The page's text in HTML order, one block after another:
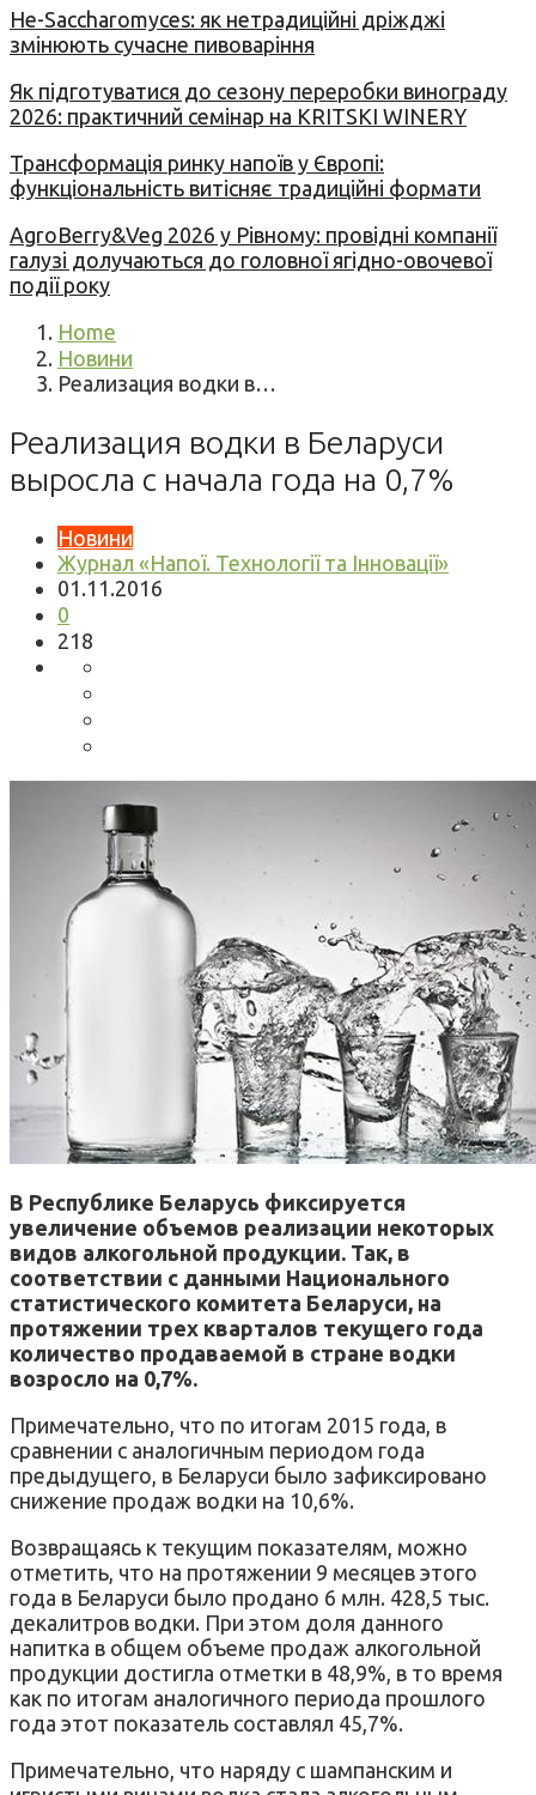
Не-Saccharomyces: як нетрадиційні дріжджі
змінюють сучасне пивоваріння
Як підготуватися до сезону переробки винограду
2026: практичний семінар на KRITSKI WINERY
Трансформація ринку напоїв у Європі:
функціональність витісняє традиційні формати
AgroBerry&Veg 2026 у Рівному: провідні компанії
галузі долучаються до головної ягідно-овочевої
події року
Home
Новини
Реализация водки в…
Реализация водки в Беларуси
выросла с начала года на 0,7%
Новини
Журнал «Напої. Технології та Інновації»
01.11.2016
0
218
В Республике Беларусь фиксируется
увеличение объемов реализации некоторых
видов алкогольной продукции. Так, в
соответствии с данными Национального
статистического комитета Беларуси, на
протяжении трех кварталов текущего года
количество продаваемой в стране водки
возросло на 0,7%.
Примечательно, что по итогам 2015 года, в
сравнении с аналогичным периодом года
предыдущего, в Беларуси было зафиксировано
снижение продаж водки на 10,6%.
Возвращаясь к текущим показателям, можно
отметить, что на протяжении 9 месяцев этого
года в Беларуси было продано 6 млн. 428,5 тыс.
декалитров водки. При этом доля данного
напитка в общем объеме продаж алкогольной
продукции достигла отметки в 48,9%, в то время
как по итогам аналогичного периода прошлого
года этот показатель составлял 45,7%.
Примечательно, что наряду с шампанским и